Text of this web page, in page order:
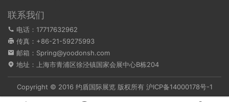
联系我们
电话：17717632962
传真：+86-21-59275993
邮箱：Spring@yoodonsh.com
地址：上海市青浦区徐泾镇国家会展中心B栋204
Copyright © 2016 约盾国际展览 版权所有 沪ICP备14000178号-1